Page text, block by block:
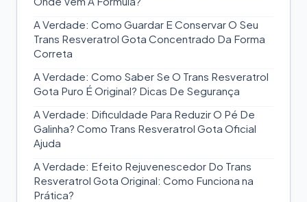
A Verdade: Como Guardar E Conservar O Seu
Trans Resveratrol Gota Concentrado Da Forma
Correta
A Verdade: Como Saber Se O Trans Resveratrol
Gota Puro É Original? Dicas De Segurança
A Verdade: Dificuldade Para Reduzir O Pé De
Galinha? Como Trans Resveratrol Gota Oficial
Ajuda
A Verdade: Efeito Rejuvenescedor Do Trans
Resveratrol Gota Original: Como Funciona na
Prática?